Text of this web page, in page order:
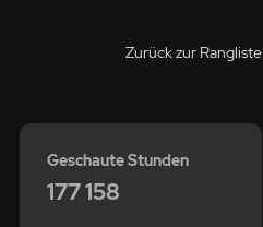
Zurück zur Rangliste
Geschaute Stunden
177 158